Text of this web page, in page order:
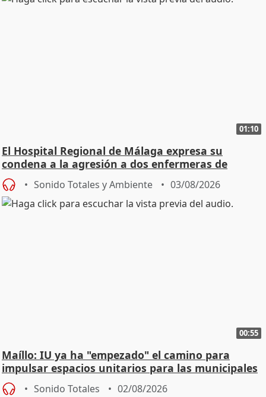
01:10
El Hospital Regional de Málaga expresa su
condena a la agresión a dos enfermeras de
Urgencias
Sonido Totales y Ambiente 03/08/2026
00:55
Maíllo: IU ya ha "empezado" el camino para
impulsar espacios unitarios para las municipales
Sonido Totales 02/08/2026